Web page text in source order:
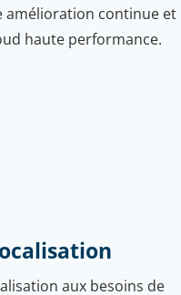
amélioration continue et
haute performance.
aux besoins de